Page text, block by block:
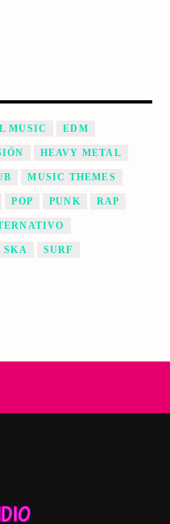
MUSIC EDM
HEAVY METAL
MUSIC THEMES
POP PUNK RAP
SKA SURF